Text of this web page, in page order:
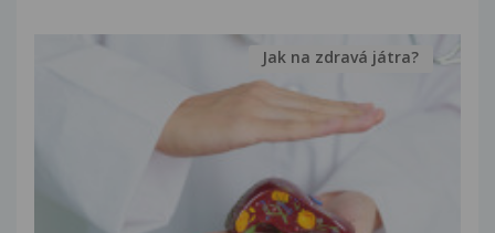
Jak na zdravá játra?